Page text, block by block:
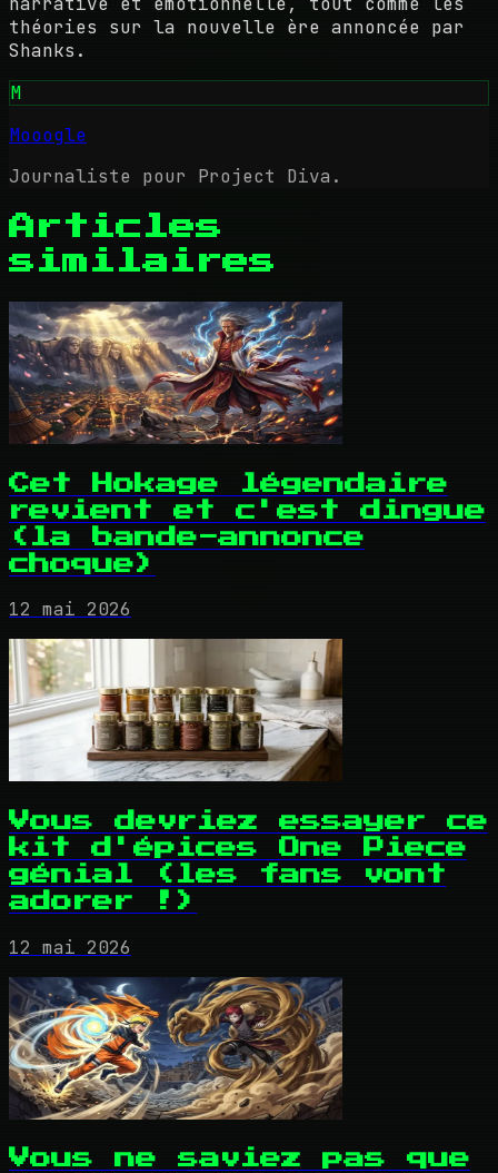
théories sur la nouvelle ère annoncée par
Shanks.
M
Mooogle
Journaliste pour Project Diva.
Articles
similaires
Cet Hokage légendaire
revient et c'est dingue
(la bande-annonce
choque)
12 mai 2026
Vous devriez essayer ce
kit d'épices One Piece
génial (les fans vont
adorer !)
12 mai 2026
Vous ne saviez pas que